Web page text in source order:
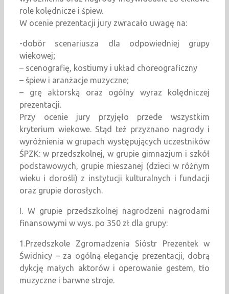
role kolędnicze i śpiew.
W ocenie prezentacji jury zwracało uwagę na:
-dobór scenariusza dla odpowiedniej grupy
wiekowej;
– scenografię, kostiumy i układ choreograficzny
– śpiew i aranżacje muzyczne;
– grę aktorską oraz ogólny wyraz kolędniczej
prezentacji.
Przy ocenie jury przyjęło przede wszystkim
kryterium wiekowe. Stąd też przyznano nagrody i
wyróżnienia w grupach występujących uczestników
ŚPZK: w przedszkolnej, w grupie gimnazjum i szkół
podstawowych, grupie mieszanej (dzieci w różnym
wieku i dorośli) z instytucji kulturalnych i fundacji
oraz grupie dorosłych.
I. W grupie przedszkolnej nagrodzeni nagrodami
finansowymi w wys. po 350 zł dla grupy:
1.Przedszkole Zgromadzenia Sióstr Prezentek w
Świdnicy – za ogólną elegancję prezentacji, dobrą
dykcję małych aktorów i operowanie gestem, tło
muzyczne i barwne stroje.